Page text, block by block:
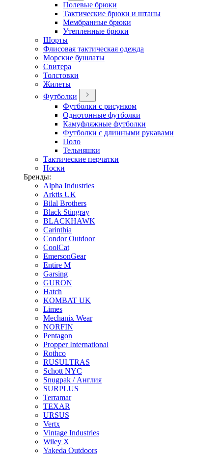
Полевые брюки
Тактические брюки и штаны
Мембранные брюки
Утепленные брюки
Шорты
Флисовая тактическая одежда
Морские бушлаты
Свитера
Толстовки
Жилеты
Футболки
Футболки с рисунком
Однотонные футболки
Камуфляжные футболки
Футболки с длинными рукавами
Поло
Тельняшки
Тактические перчатки
Носки
Бренды:
Alpha Industries
Arktis UK
Bilal Brothers
Black Stingray
BLACKHAWK
Carinthia
Condor Outdoor
CoolCat
EmersonGear
Entire M
Garsing
GURON
Hatch
KOMBAT UK
Limes
Mechanix Wear
NORFIN
Pentagon
Propper International
Rothco
RUSULTRAS
Schott NYC
Snugpak / Англия
SURPLUS
Terramar
TEXAR
URSUS
Vertx
Vintage Industries
Wiley X
Yakeda Outdoors